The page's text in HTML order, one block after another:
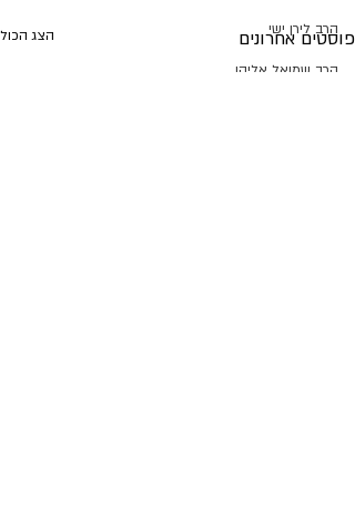
הרב לירן ישי
הרב שמואל אליהו
פוסטים אחרונים הצג הכול